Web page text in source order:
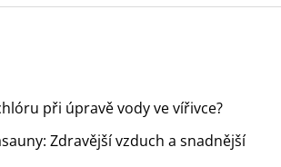
l
p
r
v
při úpravě vody ve vířivce?
Zdravější vzduch a snadnější